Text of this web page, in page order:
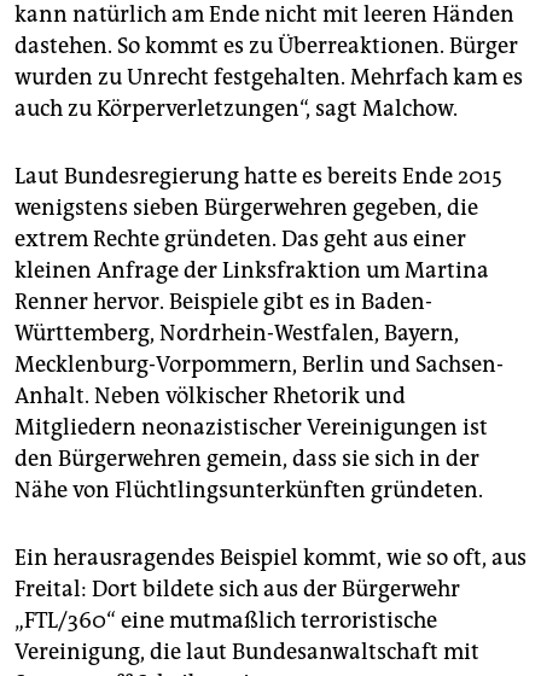
kann natürlich am Ende nicht mit leeren Händen
dastehen. So kommt es zu Überreaktionen. Bürger
wurden zu Unrecht festgehalten. Mehrfach kam es
auch zu Körperverletzungen“, sagt Malchow.
Laut Bundesregierung hatte es bereits Ende 2015
wenigstens sieben Bürgerwehren gegeben, die
extrem Rechte gründeten. Das geht aus einer
kleinen Anfrage der Linksfraktion um Martina
Renner hervor. Beispiele gibt es in Baden-
Württemberg, Nordrhein-Westfalen, Bayern,
Mecklenburg-Vorpommern, Berlin und Sachsen-
Anhalt. Neben völkischer Rhetorik und
Mitgliedern neonazistischer Vereinigungen ist
den Bürgerwehren gemein, dass sie sich in der
Nähe von Flüchtlingsunterkünften gründeten.
Ein herausragendes Beispiel kommt, wie so oft, aus
Freital: Dort bildete sich aus der Bürgerwehr
„FTL/360“ eine mutmaßlich terroristische
Vereinigung, die laut Bundesanwaltschaft mit